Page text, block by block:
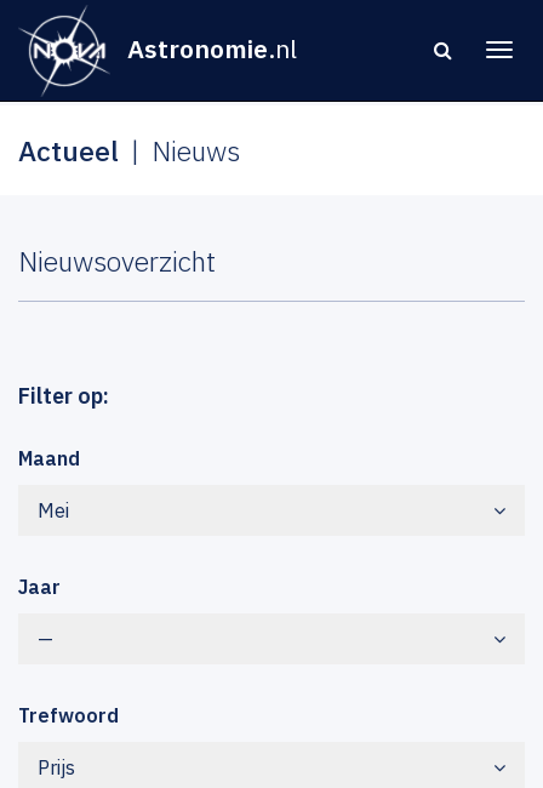
Astronomie.nl
Actueel Nieuws
Nieuwsoverzicht
Filter op:
Maand
Mei
Jaar
—
Trefwoord
Prijs